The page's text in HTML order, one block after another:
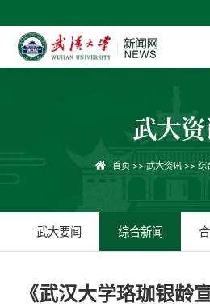
武大
首页>> 武大资讯>> 综
武大要闻 综合新闻
《武汉大学珞珈银龄